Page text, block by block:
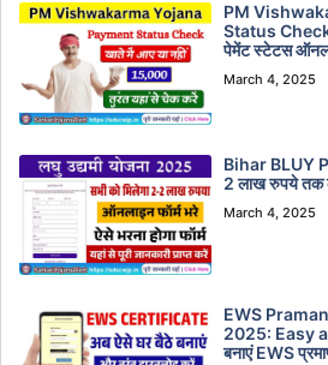
PM
Status Check:
पेमेंट स्टेटस
March 4, 2025
Bihar BLUY
2 लाख रुपये तक
March 4, 2025
EWS
2025: Easy
बनाएं EWS